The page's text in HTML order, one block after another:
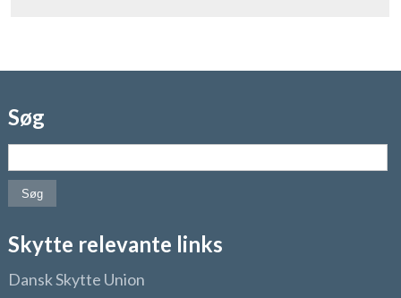
Søg
Søg efter:
Skytte relevante links
Dansk Skytte Union